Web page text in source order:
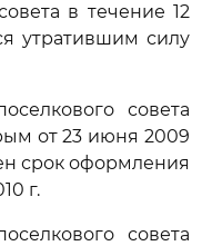
в течение 12
утратившим силу
совета
от 23 июня 2009
срок оформления
г.
совета